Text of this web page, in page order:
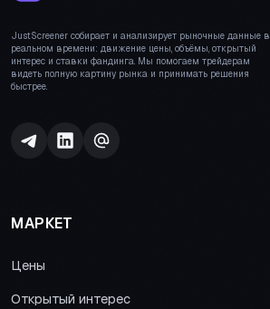
JustScreener собирает и анализирует рыночные данные в
реальном времени: движение цены, объёмы, открытый
интерес и ставки фандинга. Мы помогаем трейдерам
видеть полную картину рынка и принимать решения
быстрее.
МАРКЕТ
Цены
Открытый интерес